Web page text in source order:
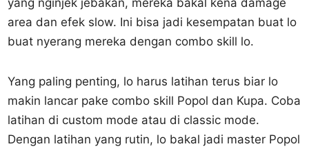
yang nginjek jebakan, mereka bakal kena damage
area dan efek slow. Ini bisa jadi kesempatan buat lo
buat nyerang mereka dengan combo skill lo.
Yang paling penting, lo harus latihan terus biar lo
makin lancar pake combo skill Popol dan Kupa. Coba
latihan di custom mode atau di classic mode.
Dengan latihan yang rutin, lo bakal jadi master Popol